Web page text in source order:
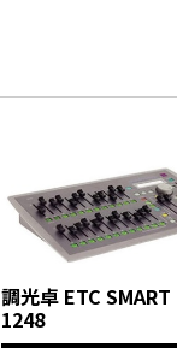
調光卓 ETC SMART
1248